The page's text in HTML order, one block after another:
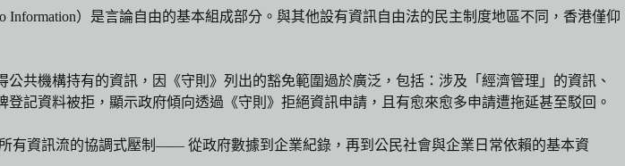
）是言論自由的基本組成部分。與其他設有資訊自由法的民主制度地區不同，香港僅仰
共機構持有的資訊，因《守則》列出的豁免範圍過於廣泛，包括：涉及「經濟管理」的資訊、
記資料被拒，顯示政府傾向透過《守則》拒絕資訊申請，且有愈來愈多申請遭拖延甚至駁回。
有資訊流的協調式壓制—— 從政府數據到企業紀錄，再到公民社會與企業日常依賴的基本資